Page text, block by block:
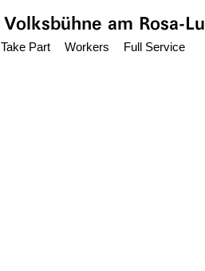
Volksbühne am Rosa-
Take Part Workers Full Service